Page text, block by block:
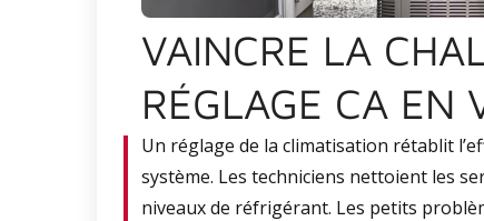
VAINCRE LA
RÉGLAGE CA EN
Un réglage de la climatisation rétablit
système. Les techniciens nettoient les
niveaux de réfrigérant. Les petits